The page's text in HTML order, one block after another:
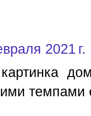
2021 г.
темпами